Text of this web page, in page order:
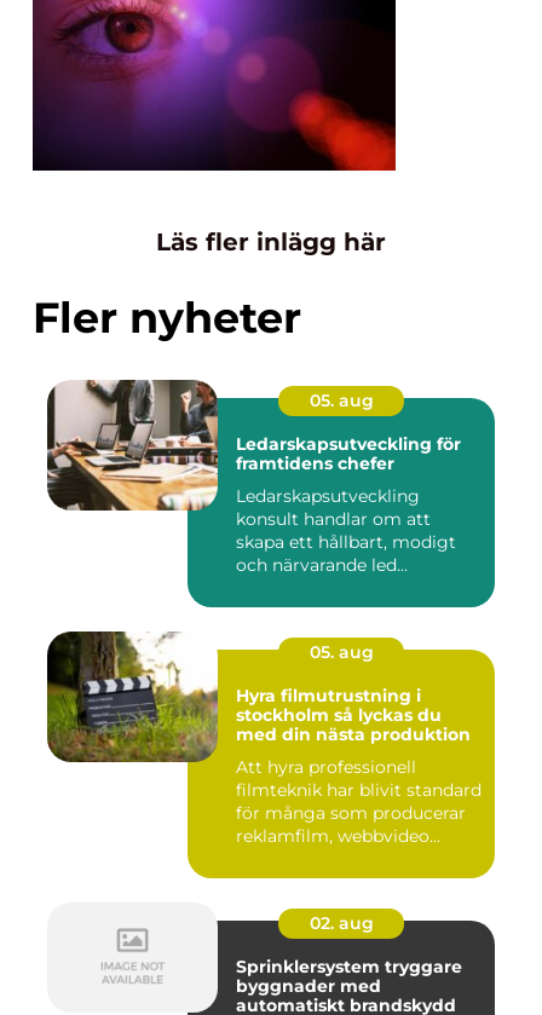
Läs fler inlägg här
Fler nyheter
05. aug
Ledarskapsutveckling för
framtidens chefer
Ledarskapsutveckling
konsult handlar om att
skapa ett hållbart, modigt
och närvarande led...
05. aug
Hyra filmutrustning i
stockholm så lyckas du
med din nästa produktion
Att hyra professionell
filmteknik har blivit standard
för många som producerar
reklamfilm, webbvideo...
02. aug
Sprinklersystem tryggare
byggnader med
automatiskt brandskydd